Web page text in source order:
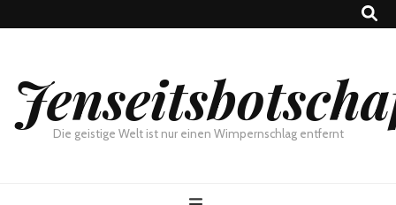
Die geistige Welt ist nur einen Wimpernschlag entfernt